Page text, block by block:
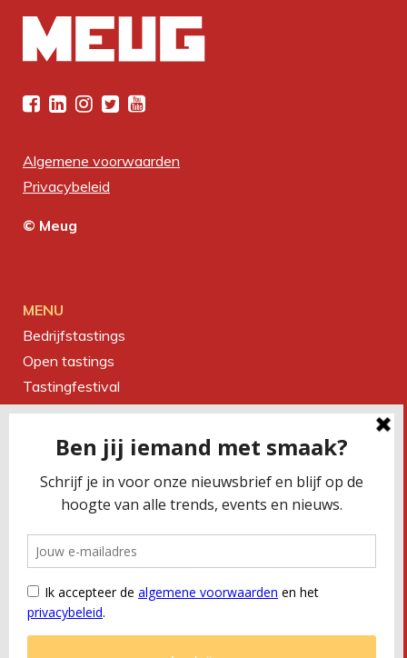
Algemene voorwaarden
Privacybeleid
© Meug
MENU
Bedrijfstastings
Open tastings
Tastingfestival
Magazine
Over ons
CONTACTEER ONS
Smaakbureau Meug
Kerkstraat 19 | 2060 Antwerpen
T +32 (0) 479 32 02 66